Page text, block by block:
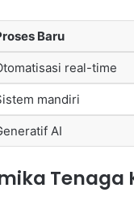
Baru
real-time
mandiri
AI